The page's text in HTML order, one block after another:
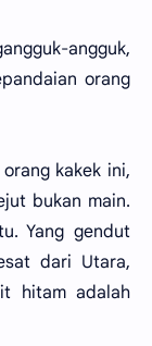
angguk,
orang
kakek ini,
bukan main.
Yang gendut
dari Utara,
hitam adalah